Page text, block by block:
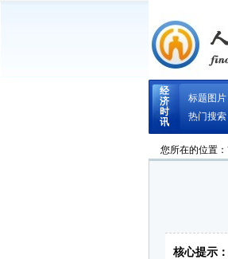
经
济
时
讯
标题图片
热门搜索
您所在的位置：
核心提示：